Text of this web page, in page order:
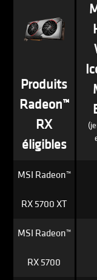
Produits
Radeon™
RX
éligibles
MSI Radeon™
RX 5700 XT
MSI Radeon™
RX 5700